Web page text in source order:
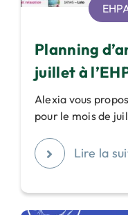
Planning
juillet à
Alexia vous
pour le mois de
Lire la